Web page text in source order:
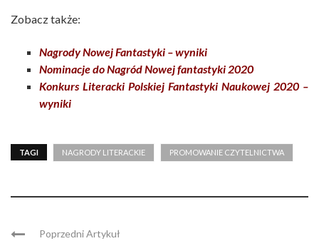
Zobacz także:
Nagrody Nowej Fantastyki – wyniki
Nominacje do Nagród Nowej fantastyki 2020
Konkurs Literacki Polskiej Fantastyki Naukowej 2020 –
wyniki
TAGI NAGRODY LITERACKIE PROMOWANIE CZYTELNICTWA
Poprzedni Artykuł